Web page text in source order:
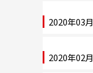
2020年03月
2020年02月